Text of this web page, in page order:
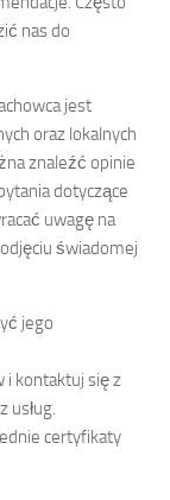
nas do
jest
oraz lokalnych
znaleźć opinie
dotyczące
uwagę na
świadomej
jego
i kontaktuj się z
usług.
certyfikaty